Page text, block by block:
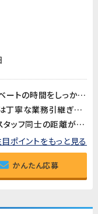
《年間休日128日・土日祝休み》プライベートの時間をしっかり確保できます。GW・夏季・年末年始の長期休暇もあり♪
《引継ぎ・教育がしっかりある》入社後は丁寧な業務引継ぎがあるため、初めての職場でも安心してスタートできます。
《アットホームで長く働きやすい職場》スタッフ同士の距離が近く、相談しやすい雰囲気。長期間にわたって活躍できる環境です。
ポイントをもっと見る
かんたん応募